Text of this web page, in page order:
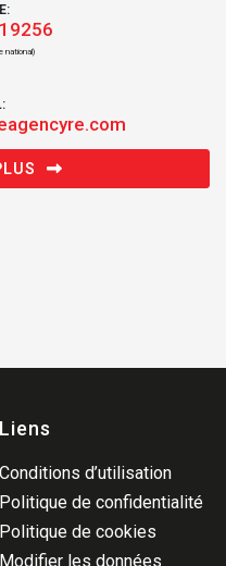
national)
Liens
Conditions d’utilisation
Politique de confidentialité
Politique de cookies
Modifier les données